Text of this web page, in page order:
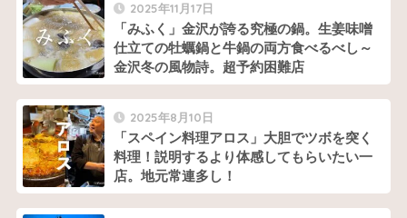
2025年11月17日
「みふく」金沢が誇る究極の鍋。生姜味噌
仕立ての牡蠣鍋と牛鍋の両方食べるべし～
金沢冬の風物詩。超予約困難店
2025年8月10日
「スペイン料理アロス」大胆でツボを突く
料理！説明するより体感してもらいたい一
店。地元常連多し！